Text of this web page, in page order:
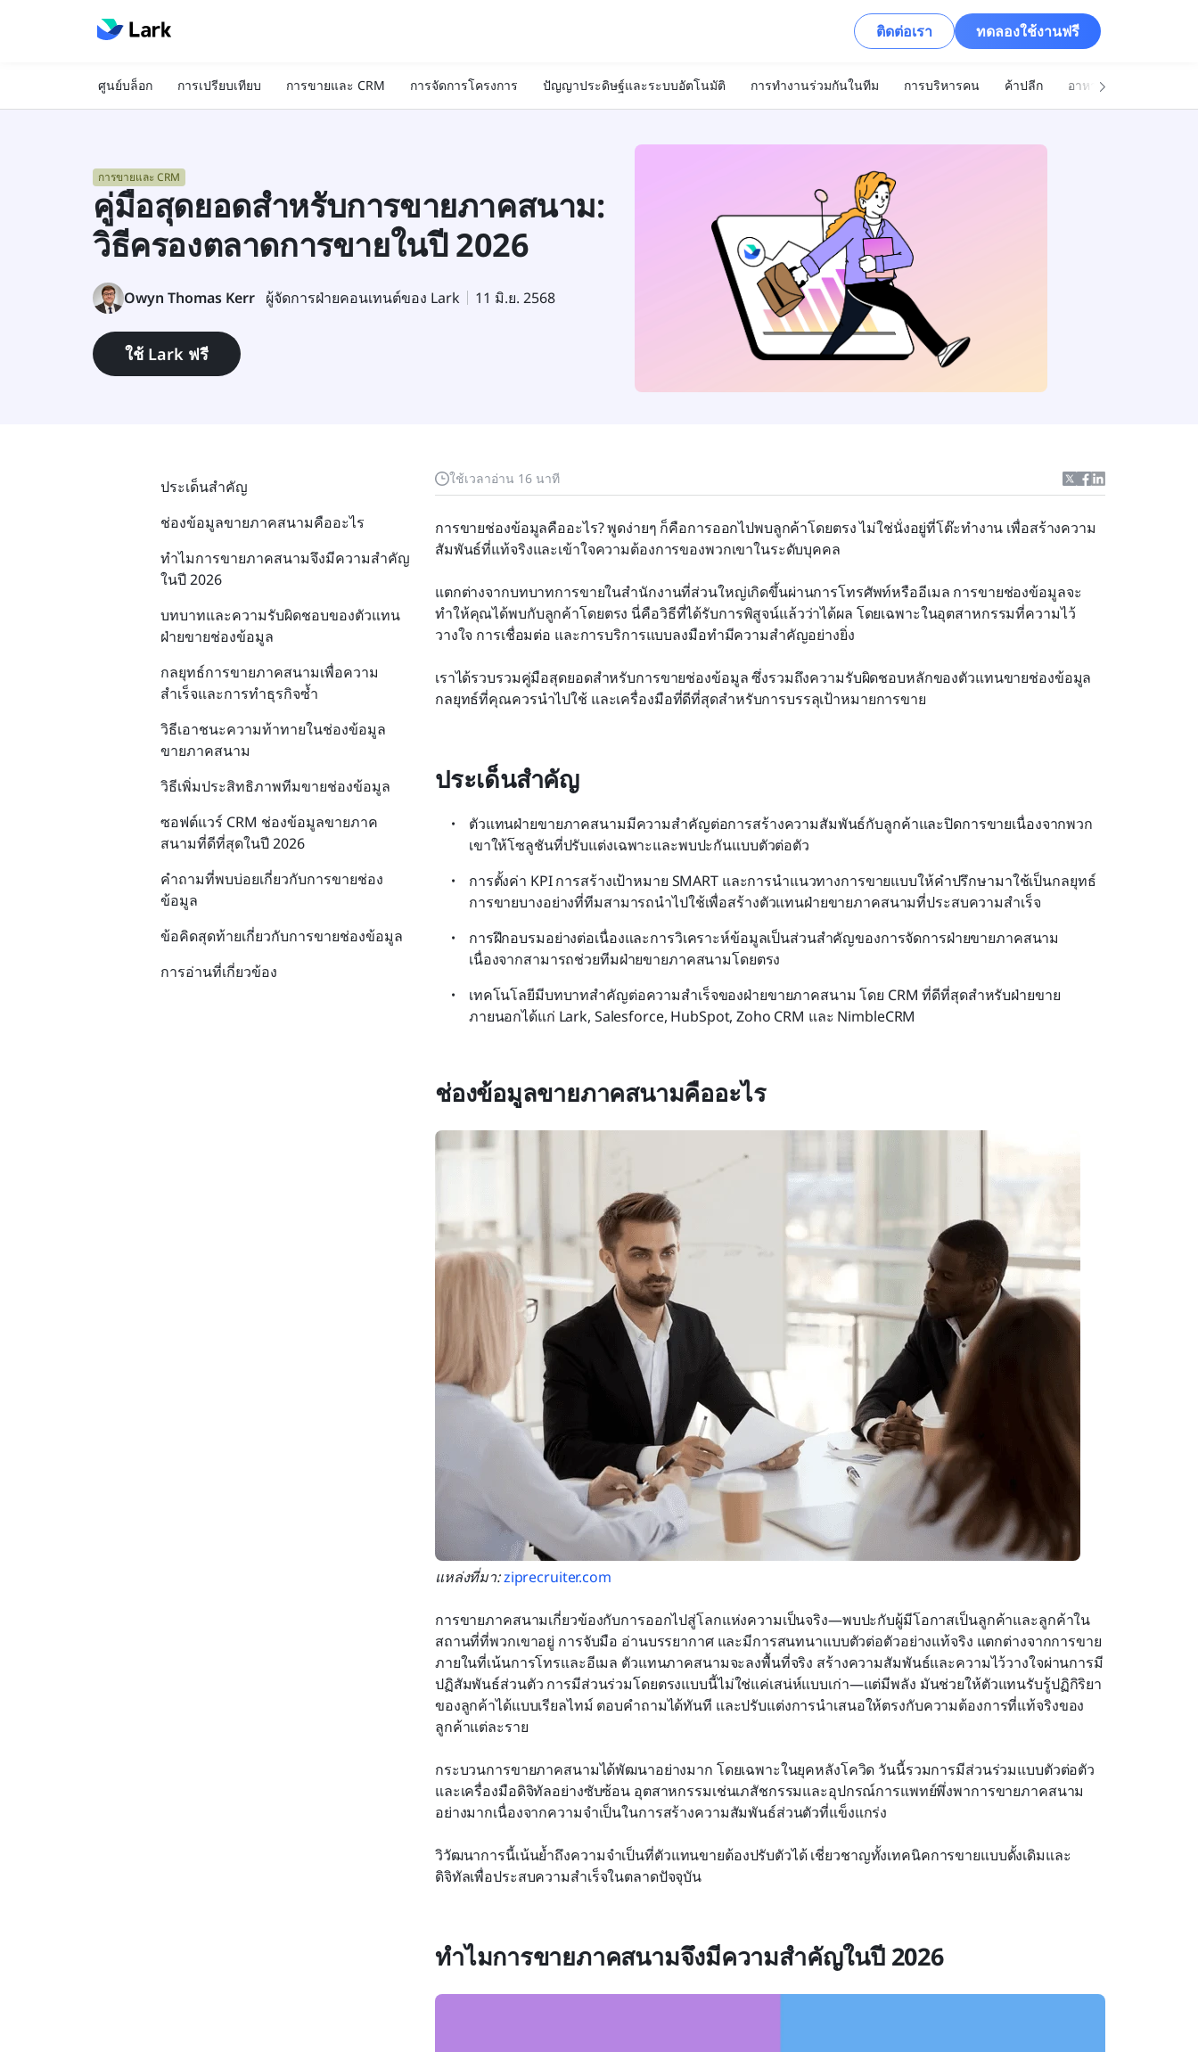
ติดต่อเรา ทดลองใช้งานฟรี
ศูนย์บล็อก การเปรียบเทียบ การขายและ CRM การจัดการโครงการ ปัญญาประดิษฐ์และระบบอัตโนมัติ การทำงานร่วมกันในทีม การบริหารคน ค้าปลีก อาหารและเครื่องดื่ม
การขายและ CRM
คู่มือสุดยอดสำหรับการขายภาคสนาม:
วิธีครองตลาดการขายในปี 2026
Owyn Thomas Kerr ผู้จัดการฝ่ายคอนเทนต์ของ Lark 11 มิ.ย. 2568
ใช้ Lark ฟรี
ใช้เวลาอ่าน 16 นาที
การขายช่องข้อมูลคืออะไร? พูดง่ายๆ ก็คือการออกไปพบลูกค้าโดยตรง ไม่ใช่นั่งอยู่ที่โต๊ะทำงาน เพื่อสร้างความ
สัมพันธ์ที่แท้จริงและเข้าใจความต้องการของพวกเขาในระดับบุคคล
แตกต่างจากบทบาทการขายในสำนักงานที่ส่วนใหญ่เกิดขึ้นผ่านการโทรศัพท์หรืออีเมล การขายช่องข้อมูลจะ
ทำให้คุณได้พบกับลูกค้าโดยตรง นี่คือวิธีที่ได้รับการพิสูจน์แล้วว่าได้ผล โดยเฉพาะในอุตสาหกรรมที่ความไว้
วางใจ การเชื่อมต่อ และการบริการแบบลงมือทำมีความสำคัญอย่างยิ่ง
เราได้รวบรวมคู่มือสุดยอดสำหรับการขายช่องข้อมูล ซึ่งรวมถึงความรับผิดชอบหลักของตัวแทนขายช่องข้อมูล
กลยุทธ์ที่คุณควรนำไปใช้ และเครื่องมือที่ดีที่สุดสำหรับการบรรลุเป้าหมายการขาย
ประเด็นสำคัญ
ตัวแทนฝ่ายขายภาคสนามมีความสำคัญต่อการสร้างความสัมพันธ์กับลูกค้าและปิดการขายเนื่องจากพวก
เขาให้โซลูชันที่ปรับแต่งเฉพาะและพบปะกันแบบตัวต่อตัว
การตั้งค่า KPI การสร้างเป้าหมาย SMART และการนำแนวทางการขายแบบให้คำปรึกษามาใช้เป็นกลยุทธ์
การขายบางอย่างที่ทีมสามารถนำไปใช้เพื่อสร้างตัวแทนฝ่ายขายภาคสนามที่ประสบความสำเร็จ
การฝึกอบรมอย่างต่อเนื่องและการวิเคราะห์ข้อมูลเป็นส่วนสำคัญของการจัดการฝ่ายขายภาคสนาม
เนื่องจากสามารถช่วยทีมฝ่ายขายภาคสนามโดยตรง
เทคโนโลยีมีบทบาทสำคัญต่อความสำเร็จของฝ่ายขายภาคสนาม โดย CRM ที่ดีที่สุดสำหรับฝ่ายขาย
ภายนอกได้แก่ Lark, Salesforce, HubSpot, Zoho CRM และ NimbleCRM
ช่องข้อมูลขายภาคสนามคืออะไร
แหล่งที่มา: ziprecruiter.com
การขายภาคสนามเกี่ยวข้องกับการออกไปสู่โลกแห่งความเป็นจริง—พบปะกับผู้มีโอกาสเป็นลูกค้าและลูกค้าใน
สถานที่ที่พวกเขาอยู่ การจับมือ อ่านบรรยากาศ และมีการสนทนาแบบตัวต่อตัวอย่างแท้จริง แตกต่างจากการขาย
ภายในที่เน้นการโทรและอีเมล ตัวแทนภาคสนามจะลงพื้นที่จริง สร้างความสัมพันธ์และความไว้วางใจผ่านการมี
ปฏิสัมพันธ์ส่วนตัว การมีส่วนร่วมโดยตรงแบบนี้ไม่ใช่แค่เสน่ห์แบบเก่า—แต่มีพลัง มันช่วยให้ตัวแทนรับรู้ปฏิกิริยา
ของลูกค้าได้แบบเรียลไทม์ ตอบคำถามได้ทันที และปรับแต่งการนำเสนอให้ตรงกับความต้องการที่แท้จริงของ
ลูกค้าแต่ละราย
กระบวนการขายภาคสนามได้พัฒนาอย่างมาก โดยเฉพาะในยุคหลังโควิด วันนี้รวมการมีส่วนร่วมแบบตัวต่อตัว
และเครื่องมือดิจิทัลอย่างซับซ้อน อุตสาหกรรมเช่นเภสัชกรรมและอุปกรณ์การแพทย์พึ่งพาการขายภาคสนาม
อย่างมากเนื่องจากความจำเป็นในการสร้างความสัมพันธ์ส่วนตัวที่แข็งแกร่ง
วิวัฒนาการนี้เน้นย้ำถึงความจำเป็นที่ตัวแทนขายต้องปรับตัวได้ เชี่ยวชาญทั้งเทคนิคการขายแบบดั้งเดิมและ
ดิจิทัลเพื่อประสบความสำเร็จในตลาดปัจจุบัน
ทำไมการขายภาคสนามจึงมีความสำคัญในปี 2026
ประเด็นสำคัญ
ช่องข้อมูลขายภาคสนามคืออะไร
ทำไมการขายภาคสนามจึงมีความสำคัญ
ในปี 2026
บทบาทและความรับผิดชอบของตัวแทน
ฝ่ายขายช่องข้อมูล
กลยุทธ์การขายภาคสนามเพื่อความ
สำเร็จและการทำธุรกิจซ้ำ
วิธีเอาชนะความท้าทายในช่องข้อมูล
ขายภาคสนาม
วิธีเพิ่มประสิทธิภาพทีมขายช่องข้อมูล
ซอฟต์แวร์ CRM ช่องข้อมูลขายภาค
สนามที่ดีที่สุดในปี 2026
คำถามที่พบบ่อยเกี่ยวกับการขายช่อง
ข้อมูล
ข้อคิดสุดท้ายเกี่ยวกับการขายช่องข้อมูล
การอ่านที่เกี่ยวข้อง